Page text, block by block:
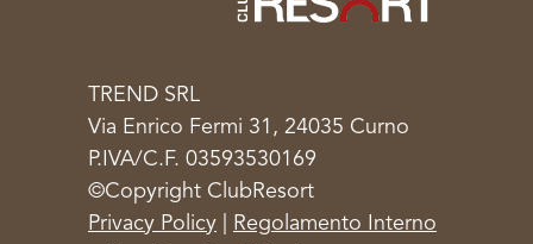
TREND SRL
Via Enrico Fermi 31, 24035 Curno
P.IVA/C.F. 03593530169
©Copyright ClubResort
Privacy Policy
Regolamento Interno